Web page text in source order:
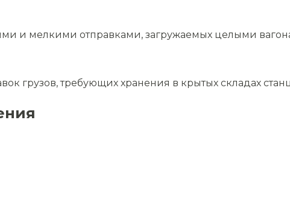
и мелкими отправками, загружаемых целыми
грузов, требующих хранения в крытых складах